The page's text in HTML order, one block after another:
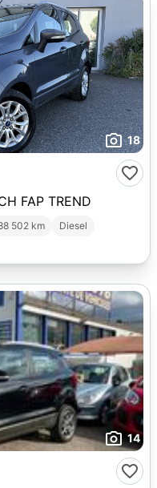
18
FAP TREND
502 km
Diesel
14